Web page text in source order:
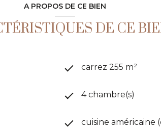
A PROPOS DE CE BIEN
DE CE
carrez 255 m²
4 chambre(s)
cuisine américaine